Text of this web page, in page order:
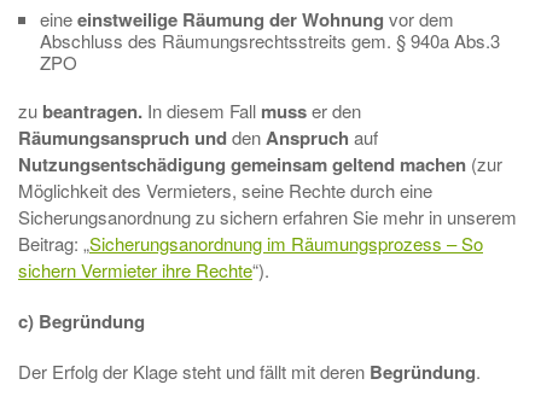
eineeinstweilige Räumung der Wohnung vor dem
Abschluss des Räumungsrechtsstreits gem. § 940a Abs.3
ZPO
zu beantragen. In diesem Fall musser den
Räumungsanspruch unddenAnspruch auf
Nutzungsentschädigung gemeinsam geltend machen (zur
Möglichkeit des Vermieters, seine Rechte durch eine
Sicherungsanordnung zu sichern erfahren Sie mehr in unserem
Beitrag: „Sicherungsanordnung im Räumungsprozess – So
sichern Vermieter ihre Rechte“).
c) Begründung
Der Erfolg der Klage steht und fällt mit deren Begründung.